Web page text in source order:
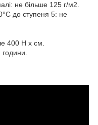
не більше 125 г/м2.
до ступеня 5: не
400 Н х см.
години.